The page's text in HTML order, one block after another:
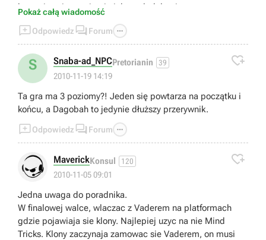
ktorzy juz nie pamietaja jak wygladala pierwsza czesc, gra
ma dosc podobna budowe. Niestety jest latwiejsza (bo
Starkiller jest juz wypasiony na poczatku) i do tego mniej
spektakularna (bo to lacznik fabularny, a nie nowa
zaskakujaca historia).
Pokaż całą wiadomość
Odpowiedz  Forum 
S Snaba-ad_NPCPretorianin 39
2010-11-19 14:19

Ta gra ma 3 poziomy?! Jeden się powtarza na początku i
końcu, a Dagobah to jedynie dłuższy przerywnik.
Odpowiedz  Forum 
MaverickKonsul 120
2010-11-05 09:01

Jedna uwaga do poradnika.
W finalowej walce, wlaczac z Vaderem na platformach
gdzie pojawiaja sie klony. Najlepiej uzyc na nie Mind
Tricks. Klony zaczynaja zamowac sie Vaderem, on musi